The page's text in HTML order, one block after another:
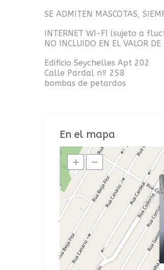
SE ADMITEN MASCOTAS,
INTERNET WI-FI (sujeto a
NO INCLUIDO EN EL VALOR DE
Edificio Seychelles Apt 202
Calle Pardal nº 258
bombas de petardos
En el mapa